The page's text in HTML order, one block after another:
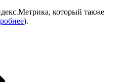
который также
).